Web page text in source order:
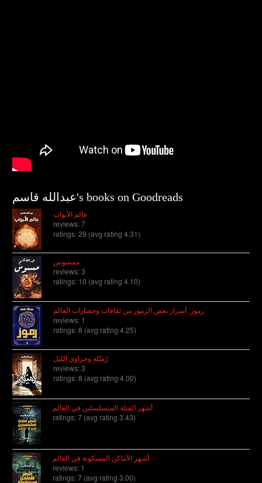
عبدالله قاسم's books on Goodreads
عالم الأبواب
reviews: 7
ratings: 29 (avg rating 4.31)
ممسوس
reviews: 3
ratings: 10 (avg rating 4.10)
رموز: أسرار بعض الرموز من ثقافات وحضارات العالم
reviews: 1
ratings: 8 (avg rating 4.25)
رُميّلة وحزاوي الليل
reviews: 3
ratings: 8 (avg rating 4.00)
أشهر القتلة المتسلسلين في العالم
ratings: 7 (avg rating 3.43)
أشهر الأماكن المسكونة في العالم
reviews: 1
ratings: 7 (avg rating 3.00)